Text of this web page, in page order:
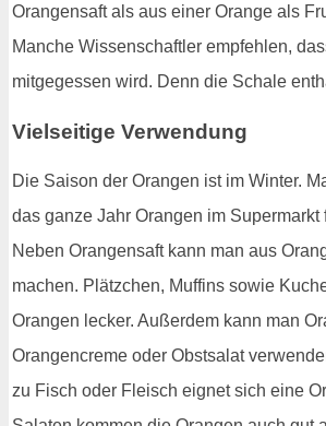
Orangensaft als aus einer Orange als
Manche Wissenschaftler empfehlen,
mitgegessen wird. Denn die Schale
Vielseitige Verwendung
Die Saison der Orangen ist im Winter.
das ganze Jahr Orangen im Supermarkt
Neben Orangensaft kann man aus
machen. Plätzchen, Muffins sowie
Orangen lecker. Außerdem kann man
Orangencreme oder Obstsalat
zu Fisch oder Fleisch eignet sich eine